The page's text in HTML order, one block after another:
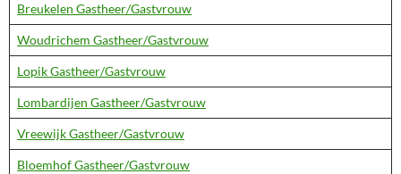
Breukelen Gastheer/Gastvrouw
Woudrichem Gastheer/Gastvrouw
Lopik Gastheer/Gastvrouw
Lombardijen Gastheer/Gastvrouw
Vreewijk Gastheer/Gastvrouw
Bloemhof Gastheer/Gastvrouw